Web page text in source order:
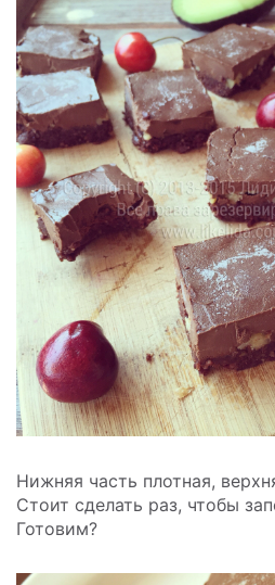
Нижняя часть плотная,
Стоит сделать раз, чтобы
Готовим?